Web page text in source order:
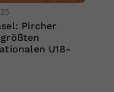
Pircher
U18-